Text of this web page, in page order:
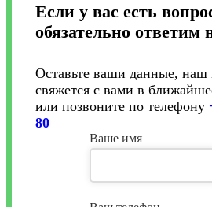
Если у вас есть
обязательно ответим
Оставьте ваши данные, наш
свяжется с вами в
или позвоните по телефону
80
Ваше имя